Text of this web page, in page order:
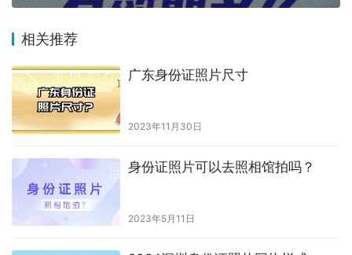
相关推荐
广东身份证照片尺寸
2023年11月30日
身份证照片可以去照相馆拍吗？
2023年5月11日